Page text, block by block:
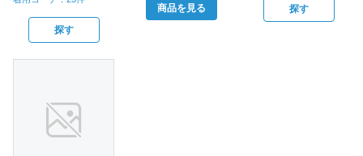
探す
商品を見る 探す